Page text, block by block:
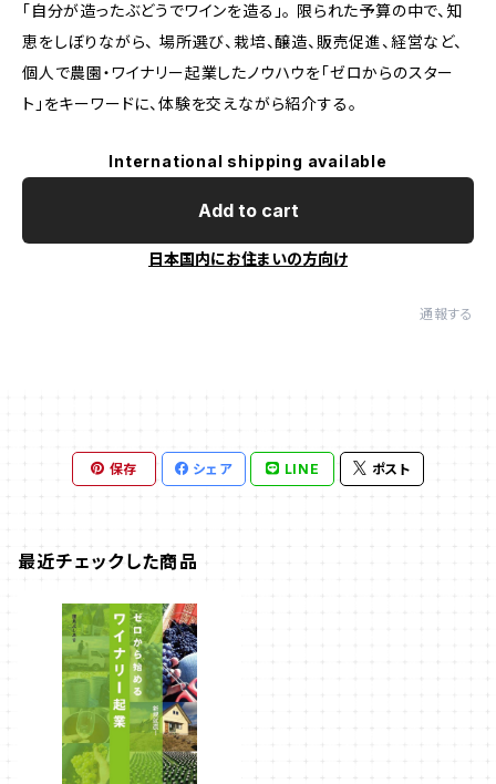
「自分が造ったぶどうでワインを造る」。 限られた予算の中で、知
恵をしぼりながら、 場所選び、栽培、醸造、販売促進、経営など、
個人で農園・ワイナリー起業したノウハウを「ゼロからのスター
ト」をキーワードに、体験を交えながら紹介する。
International shipping available
Add to cart
日本国内にお住まいの方向け
通報する
保存 シェア LINE ポスト
最近チェックした商品